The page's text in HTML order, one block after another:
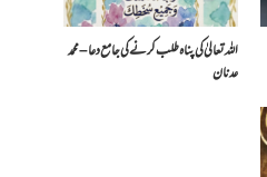
اللہ تعالیٰ کی پناہ طلب کرنے کی جامع دعا – محمد
عدنان